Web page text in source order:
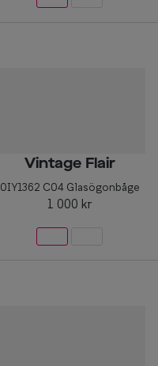
Vintage Flair
0IY1362 C04 Glasögonbåge
1 000 kr